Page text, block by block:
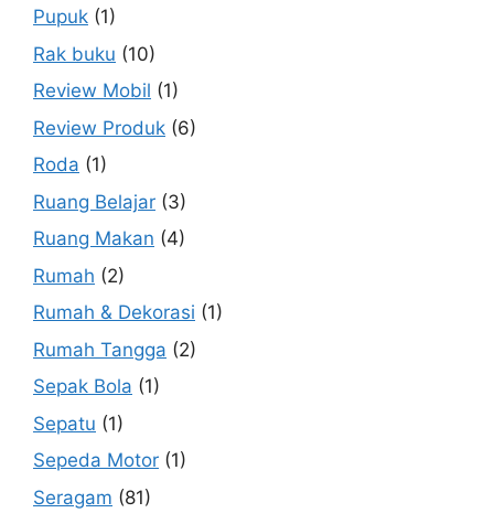
Pupuk (1)
Rak buku (10)
Review Mobil (1)
Review Produk (6)
Roda (1)
Ruang Belajar (3)
Ruang Makan (4)
Rumah (2)
Rumah & Dekorasi (1)
Rumah Tangga (2)
Sepak Bola (1)
Sepatu (1)
Sepeda Motor (1)
Seragam (81)